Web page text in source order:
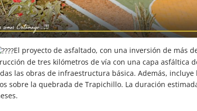
El proyecto de asfaltado, con una inversión de más
de tres kilómetros de vía con una capa asfáltica
las obras de infraestructura básica. Además,
sobre la quebrada de Trapichillo. La duración